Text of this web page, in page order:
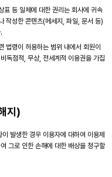
표 등 일체에 대한 권리는 회사에 귀속
작성한 콘텐츠(메세지, 파일, 문서 등)
법령이 허용하는 범위 내에서 회원이
독점적, 무상, 전세계적 이용권을 가집
지)
발생한 경우 이용자에 대하여 이용제
그로 인한 손해에 대한 배상을 청구할